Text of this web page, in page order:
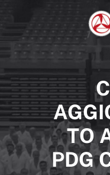
TO
PDG
KARATE
FIKTA
EVENTI